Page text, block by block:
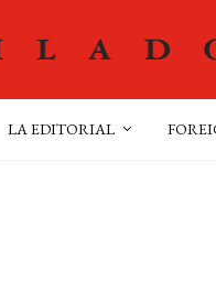
LA EDITORIAL